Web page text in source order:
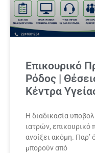
Επικουρικό
Ρόδος |
Κέντρα
Η διαδικασία
ιατρών, επικουρικό
ανοίξει ακόμη. Παρ’
μπορούν από